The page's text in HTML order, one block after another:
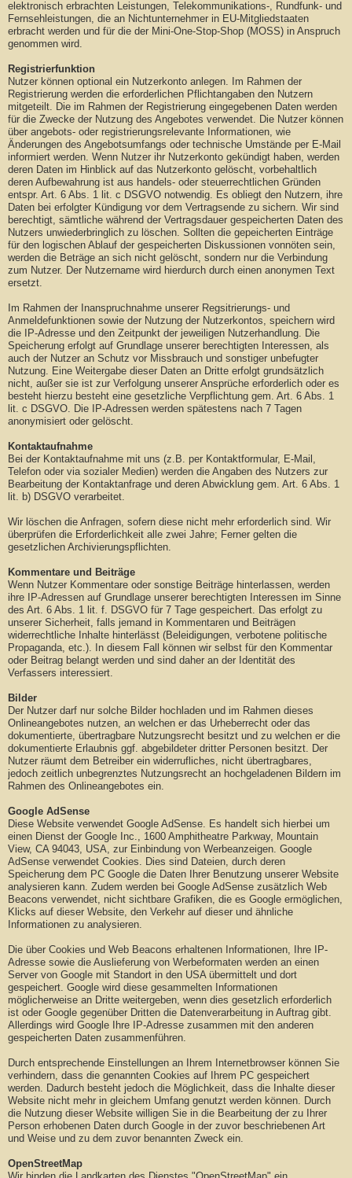
elektronisch erbrachten Leistungen, Telekommunikations-, Rundfunk- und
Fernsehleistungen, die an Nichtunternehmer in EU-Mitgliedstaaten
erbracht werden und für die der Mini-One-Stop-Shop (MOSS) in Anspruch
genommen wird.
Registrierfunktion
Nutzer können optional ein Nutzerkonto anlegen. Im Rahmen der
Registrierung werden die erforderlichen Pflichtangaben den Nutzern
mitgeteilt. Die im Rahmen der Registrierung eingegebenen Daten werden
für die Zwecke der Nutzung des Angebotes verwendet. Die Nutzer können
über angebots- oder registrierungsrelevante Informationen, wie
Änderungen des Angebotsumfangs oder technische Umstände per E-Mail
informiert werden. Wenn Nutzer ihr Nutzerkonto gekündigt haben, werden
deren Daten im Hinblick auf das Nutzerkonto gelöscht, vorbehaltlich
deren Aufbewahrung ist aus handels- oder steuerrechtlichen Gründen
entspr. Art. 6 Abs. 1 lit. c DSGVO notwendig. Es obliegt den Nutzern, ihre
Daten bei erfolgter Kündigung vor dem Vertragsende zu sichern. Wir sind
berechtigt, sämtliche während der Vertragsdauer gespeicherten Daten des
Nutzers unwiederbringlich zu löschen. Sollten die gepeicherten Einträge
für den logischen Ablauf der gespeicherten Diskussionen vonnöten sein,
werden die Beträge an sich nicht gelöscht, sondern nur die Verbindung
zum Nutzer. Der Nutzername wird hierdurch durch einen anonymen Text
ersetzt.
Im Rahmen der Inanspruchnahme unserer Regsitrierungs- und
Anmeldefunktionen sowie der Nutzung der Nutzerkontos, speichern wird
die IP-Adresse und den Zeitpunkt der jeweiligen Nutzerhandlung. Die
Speicherung erfolgt auf Grundlage unserer berechtigten Interessen, als
auch der Nutzer an Schutz vor Missbrauch und sonstiger unbefugter
Nutzung. Eine Weitergabe dieser Daten an Dritte erfolgt grundsätzlich
nicht, außer sie ist zur Verfolgung unserer Ansprüche erforderlich oder es
besteht hierzu besteht eine gesetzliche Verpflichtung gem. Art. 6 Abs. 1
lit. c DSGVO. Die IP-Adressen werden spätestens nach 7 Tagen
anonymisiert oder gelöscht.
Kontaktaufnahme
Bei der Kontaktaufnahme mit uns (z.B. per Kontaktformular, E-Mail,
Telefon oder via sozialer Medien) werden die Angaben des Nutzers zur
Bearbeitung der Kontaktanfrage und deren Abwicklung gem. Art. 6 Abs. 1
lit. b) DSGVO verarbeitet.
Wir löschen die Anfragen, sofern diese nicht mehr erforderlich sind. Wir
überprüfen die Erforderlichkeit alle zwei Jahre; Ferner gelten die
gesetzlichen Archivierungspflichten.
Kommentare und Beiträge
Wenn Nutzer Kommentare oder sonstige Beiträge hinterlassen, werden
ihre IP-Adressen auf Grundlage unserer berechtigten Interessen im Sinne
des Art. 6 Abs. 1 lit. f. DSGVO für 7 Tage gespeichert. Das erfolgt zu
unserer Sicherheit, falls jemand in Kommentaren und Beiträgen
widerrechtliche Inhalte hinterlässt (Beleidigungen, verbotene politische
Propaganda, etc.). In diesem Fall können wir selbst für den Kommentar
oder Beitrag belangt werden und sind daher an der Identität des
Verfassers interessiert.
Bilder
Der Nutzer darf nur solche Bilder hochladen und im Rahmen dieses
Onlineangebotes nutzen, an welchen er das Urheberrecht oder das
dokumentierte, übertragbare Nutzungsrecht besitzt und zu welchen er die
dokumentierte Erlaubnis ggf. abgebildeter dritter Personen besitzt. Der
Nutzer räumt dem Betreiber ein widerrufliches, nicht übertragbares,
jedoch zeitlich unbegrenztes Nutzungsrecht an hochgeladenen Bildern im
Rahmen des Onlineangebotes ein.
Google AdSense
Diese Website verwendet Google AdSense. Es handelt sich hierbei um
einen Dienst der Google Inc., 1600 Amphitheatre Parkway, Mountain
View, CA 94043, USA, zur Einbindung von Werbeanzeigen. Google
AdSense verwendet Cookies. Dies sind Dateien, durch deren
Speicherung dem PC Google die Daten Ihrer Benutzung unserer Website
analysieren kann. Zudem werden bei Google AdSense zusätzlich Web
Beacons verwendet, nicht sichtbare Grafiken, die es Google ermöglichen,
Klicks auf dieser Website, den Verkehr auf dieser und ähnliche
Informationen zu analysieren.
Die über Cookies und Web Beacons erhaltenen Informationen, Ihre IP-
Adresse sowie die Auslieferung von Werbeformaten werden an einen
Server von Google mit Standort in den USA übermittelt und dort
gespeichert. Google wird diese gesammelten Informationen
möglicherweise an Dritte weitergeben, wenn dies gesetzlich erforderlich
ist oder Google gegenüber Dritten die Datenverarbeitung in Auftrag gibt.
Allerdings wird Google Ihre IP-Adresse zusammen mit den anderen
gespeicherten Daten zusammenführen.
Durch entsprechende Einstellungen an Ihrem Internetbrowser können Sie
verhindern, dass die genannten Cookies auf Ihrem PC gespeichert
werden. Dadurch besteht jedoch die Möglichkeit, dass die Inhalte dieser
Website nicht mehr in gleichem Umfang genutzt werden können. Durch
die Nutzung dieser Website willigen Sie in die Bearbeitung der zu Ihrer
Person erhobenen Daten durch Google in der zuvor beschriebenen Art
und Weise und zu dem zuvor benannten Zweck ein.
OpenStreetMap